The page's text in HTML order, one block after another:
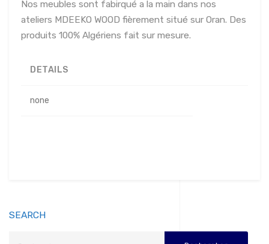
Nos meubles sont fabirqué a la main dans nos
ateliers MDEEKO WOOD fièrement situé sur Oran. Des
produits 100% Algériens fait sur mesure.
DETAILS
none
SEARCH